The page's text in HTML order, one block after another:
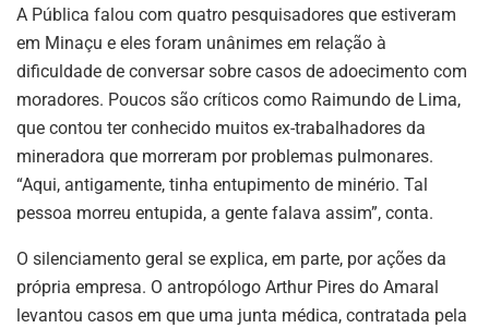
A Pública falou com quatro pesquisadores que estiveram
em Minaçu e eles foram unânimes em relação à
dificuldade de conversar sobre casos de adoecimento com
moradores. Poucos são críticos como Raimundo de Lima,
que contou ter conhecido muitos ex-trabalhadores da
mineradora que morreram por problemas pulmonares.
“Aqui, antigamente, tinha entupimento de minério. Tal
pessoa morreu entupida, a gente falava assim”, conta.
O silenciamento geral se explica, em parte, por ações da
própria empresa. O antropólogo Arthur Pires do Amaral
levantou casos em que uma junta médica, contratada pela